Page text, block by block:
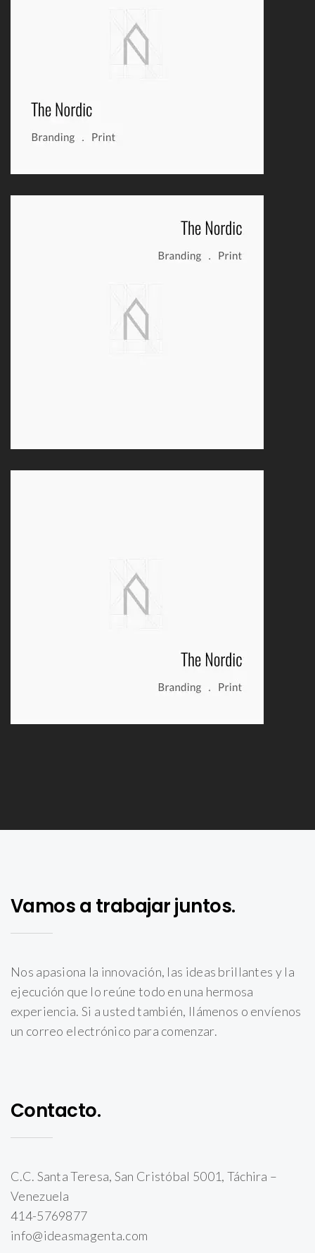
Vamos a trabajar juntos.
Nos apasiona la innovación, las ideas brillantes y la
ejecución que lo reúne todo en una hermosa
experiencia. Si a usted también, llámenos o envíenos
un correo electrónico para comenzar.
Contacto.
C.C. Santa Teresa, San Cristóbal 5001, Táchira –
Venezuela
414-5769877
info@ideasmagenta.com